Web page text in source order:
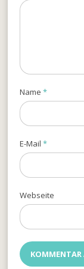
Name*
E-Mail*
Webseite